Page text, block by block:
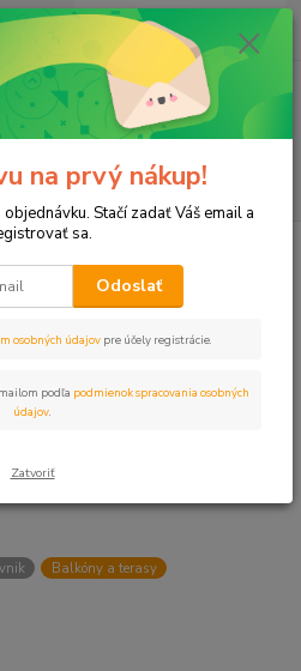
Menu
ks
za0 €
Balkóny a terasy
na prvý nákup!
Stačí zadať Váš email a
sa.
Odoslať
osobných údajov pre účely registrácie.
podľa podmienok spracovania osobných
údajov
Zatvoriť